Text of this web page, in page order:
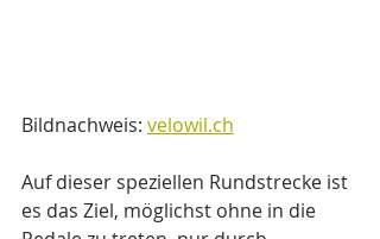
Bildnachweis: velowil.ch
Auf dieser speziellen Rundstrecke ist
es das Ziel, möglichst ohne in die